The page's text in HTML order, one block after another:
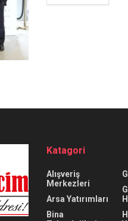
Katagori
Alışveriş
Merkezleri
Arsa Yatırımları
Bina